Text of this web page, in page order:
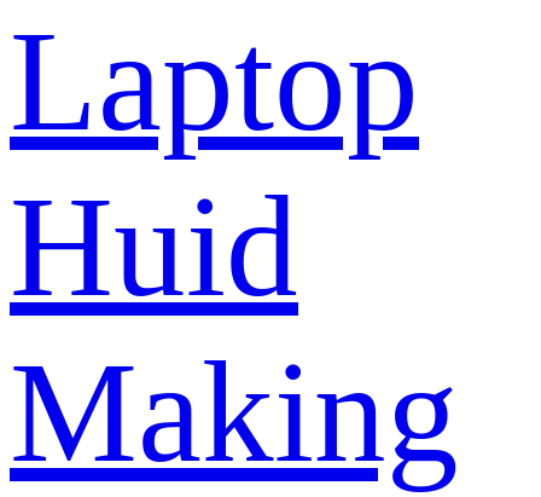
Laptop
Huid
Making